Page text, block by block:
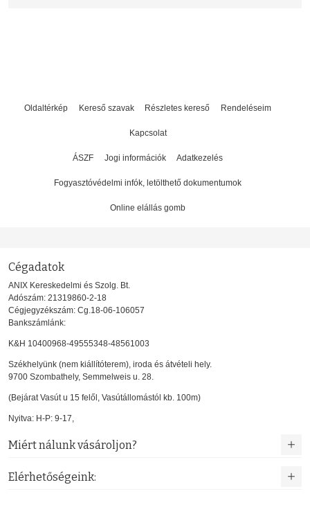
Oldaltérkép Kereső szavak Részletes kereső Rendeléseim
Kapcsolat
ÁSZF Jogi információk Adatkezelés
Fogyasztóvédelmi infók, letölthető dokumentumok
Online elállás gomb
Cégadatok
ANIX Kereskedelmi és Szolg. Bt.
Adószám: 21319860-2-18
Cégjegyzékszám: Cg.18-06-106057
Bankszámlánk:
K&H 10400968-49555348-48561003
Székhelyünk (nem kiállítóterem), iroda és átvételi hely.
9700 Szombathely, Semmelweis u. 28.
(Bejárat Vasút u 15 felől, Vasútállomástól kb. 100m)
Nyitva: H-P: 9-17,
Miért nálunk vásároljon?
Elérhetőségeink: